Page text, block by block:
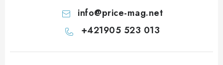
info@price-mag.net
+421905 523 013